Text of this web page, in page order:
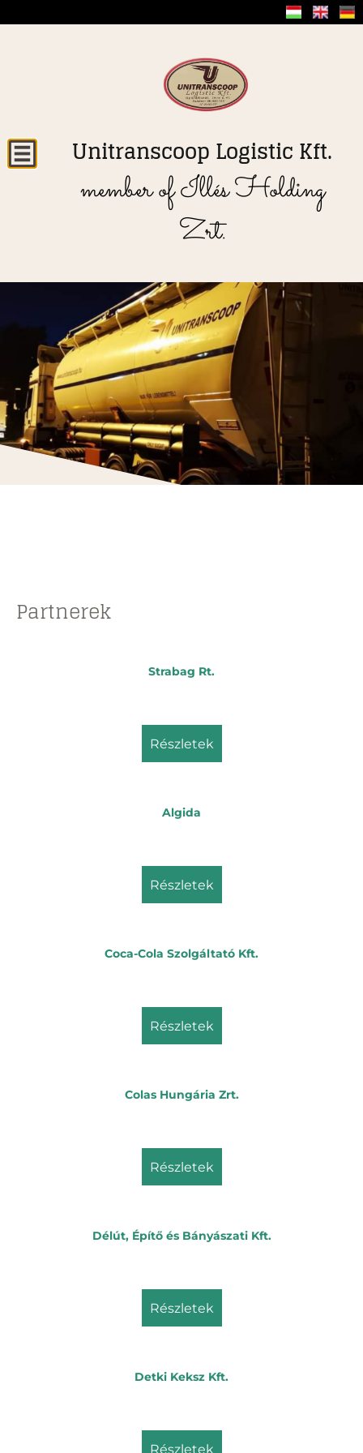
Unitranscoop Logistic Kft.
member of Illés Holding
Zrt.
Partnerek
Strabag Rt.
részletek
Algida
részletek
Coca-Cola Szolgáltató Kft.
részletek
Colas Hungária Zrt.
részletek
Délút, Építő és Bányászati Kft.
részletek
Detki Keksz Kft.
részletek